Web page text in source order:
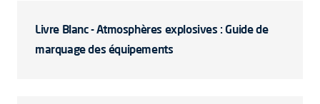
Livre Blanc - Atmosphères explosives : Guide de
marquage des équipements